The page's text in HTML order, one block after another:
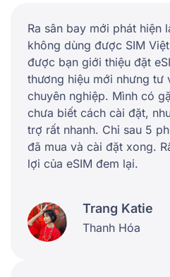
Ra sân bay mới phát hiện
không dùng được SIM
được bạn giới thiệu đặt
thương hiệu mới nhưng tư
chuyên nghiệp. Mình có
chưa biết cách cài đặt,
trợ rất nhanh. Chỉ sau 5
đã mua và cài đặt xong.
lợi của eSIM đem lại.
Trang Katie
Thanh Hóa